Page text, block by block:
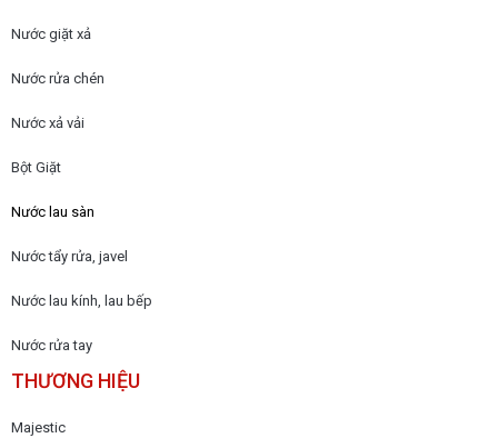
Nước giặt xả
Nước rửa chén
Nước xả vải
Bột Giặt
Nước lau sàn
Nước tẩy rửa, javel
Nước lau kính, lau bếp
Nước rửa tay
THƯƠNG HIỆU
Majestic